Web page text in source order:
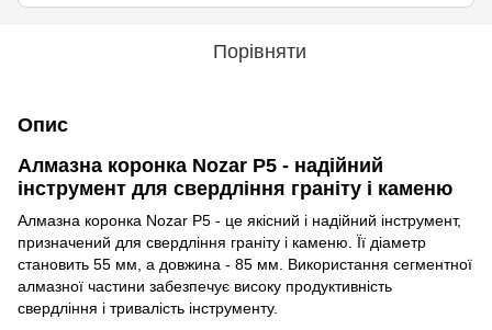
Порівняти
Опис
Алмазна коронка Nozar P5 - надійний
інструмент для свердління граніту і каменю
Алмазна коронка Nozar P5 - це якісний і надійний інструмент,
призначений для свердління граніту і каменю. Її діаметр
становить 55 мм, а довжина - 85 мм. Використання сегментної
алмазної частини забезпечує високу продуктивність
свердління і тривалість інструменту.